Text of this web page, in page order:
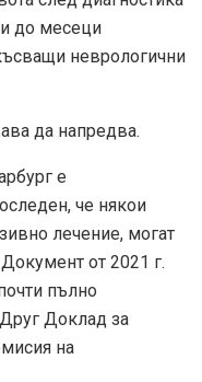
до месеци
неврологични
да напредва.
е
че някои
лечение, могат
от 2021 г.
пълно
Доклад за
на